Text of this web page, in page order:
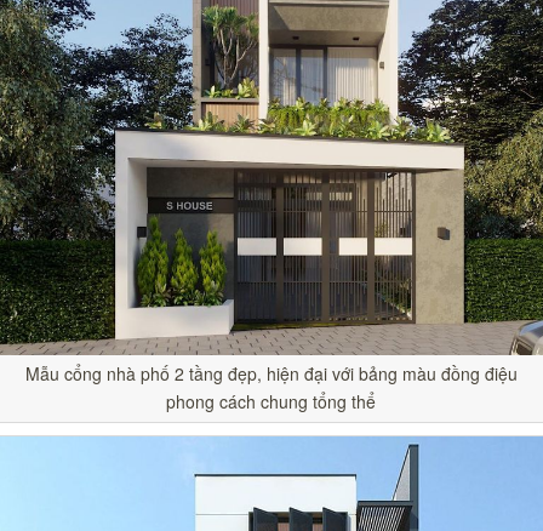
Mẫu cổng nhà phố 2 tầng đẹp, hiện đại với bảng màu đồng điệu
phong cách chung tổng thể